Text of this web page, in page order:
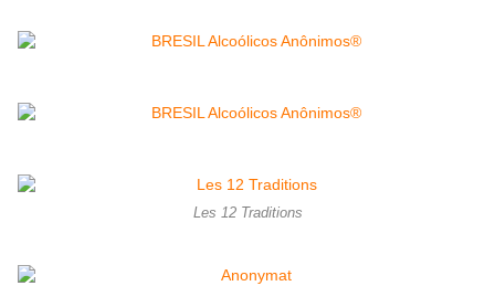
Les 12 Traditions